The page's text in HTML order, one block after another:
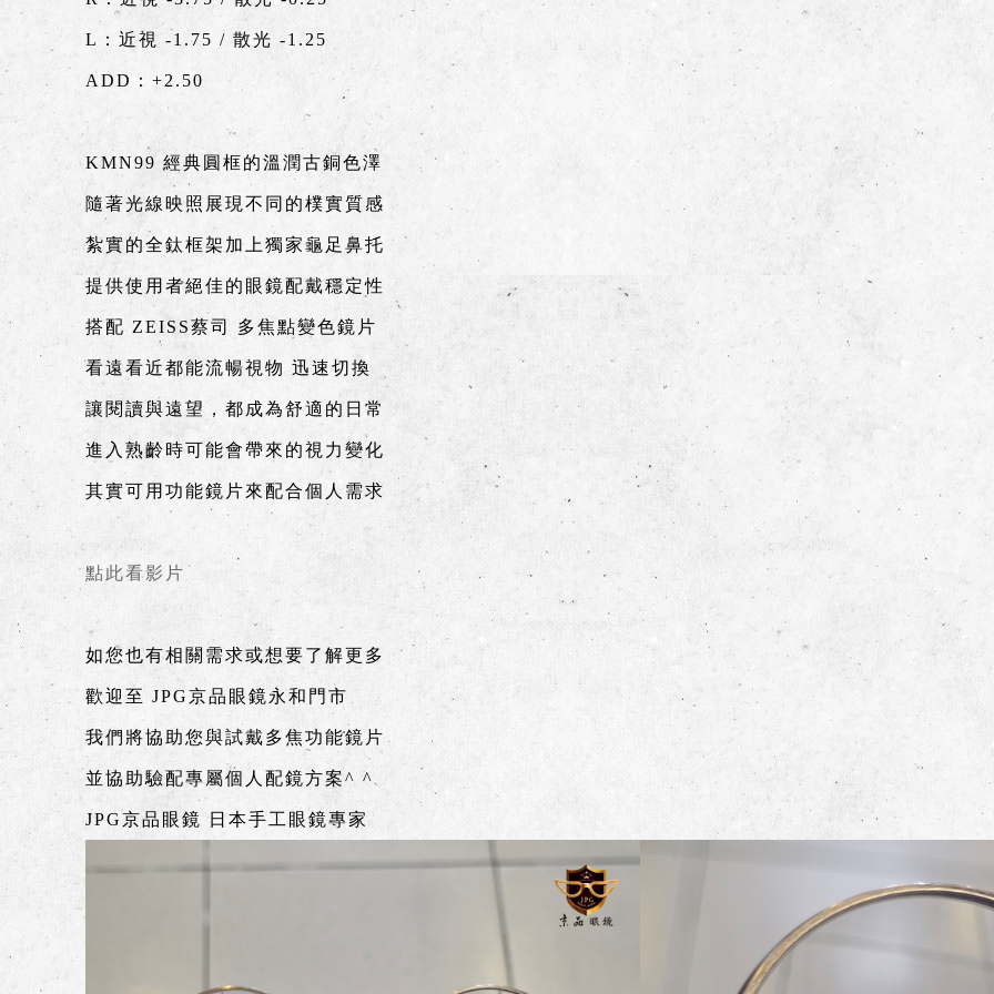
L：近視 -1.75 / 散光 -1.25
ADD：+2.50
KMN99 經典圓框的溫潤古銅色澤
隨著光線映照展現不同的樸實質感
紮實的全鈦框架加上獨家龜足鼻托
提供使用者絕佳的眼鏡配戴穩定性
搭配 ZEISS蔡司 多焦點變色鏡片
看遠看近都能流暢視物 迅速切換
讓閱讀與遠望，都成為舒適的日常
進入熟齡時可能會帶來的視力變化
其實可用功能鏡片來配合個人需求
點此看影片
如您也有相關需求或想要了解更多
歡迎至 JPG京品眼鏡永和門市
我們將協助您與試戴多焦功能鏡片
並協助驗配專屬個人配鏡方案^ ^
JPG京品眼鏡 日本手工眼鏡專家